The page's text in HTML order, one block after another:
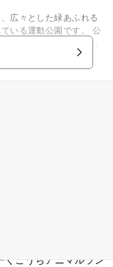
広々とした緑あふれる
いる運動公園です。 公
、陸上競技場、運動広
ど、様々な施設が備わ
ルなどのイベントも随